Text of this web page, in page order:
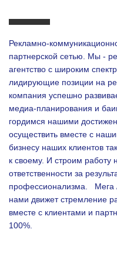
Рекламно-
партнерской сетью. Мы -
агентство с широким
лидирующие позиции на
компания успешно
медиа-планирования и
гордимся нашими
осуществить вместе с
бизнесу наших клиентов
к своему. И строим
ответственности за
профессионализма. Мега
нами движет стремление
вместе с клиентами и
100%.